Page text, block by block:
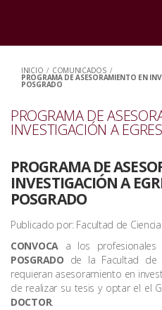
INICIO / COMUNICADOS /
PROGRAMA DE ASESORAMIENTO EN
POSGRADO
PROGRAMA DE
INVESTIGACIÓN A
PROGRAMA DE
INVESTIGACIÓN A
POSGRADO
Publicado por: Facultad de
CONVOCAa los profesionales
POSGRADO de la Facultad de
requieran asesoramiento en
de realizar su tesis y optar el el
DOCTOR.